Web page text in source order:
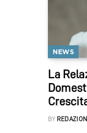
NEWS
La
BY